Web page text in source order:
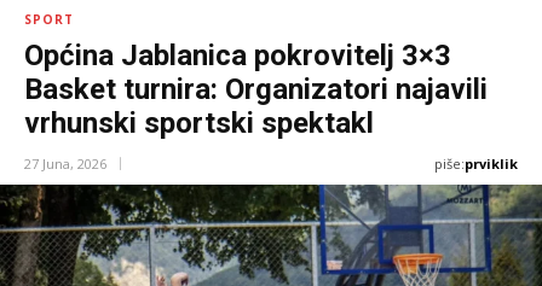
SPORT
Općina Jablanica pokrovitelj 3×3
Basket turnira: Organizatori najavili
vrhunski sportski spektakl
27 Juna, 2026 piše:prviklik